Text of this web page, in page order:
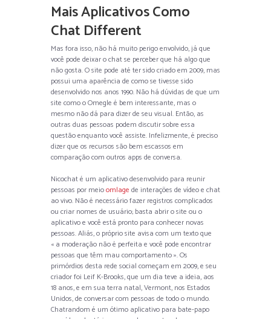
Mais Aplicativos Como
Chat Different
Mas fora isso, não há muito perigo envolvido, já que
você pode deixar o chat se perceber que há algo que
não gosta. O site pode até ter sido criado em 2009, mas
possui uma aparência de como se tivesse sido
desenvolvido nos anos 1990. Não há dúvidas de que um
site como o Omegle é bem interessante, mas o
mesmo não dá para dizer de seu visual. Então, as
outras duas pessoas podem discutir sobre essa
questão enquanto você assiste. Infelizmente, é preciso
dizer que os recursos são bem escassos em
comparação com outros apps de conversa.
Nicochat é um aplicativo desenvolvido para reunir
pessoas por meioomlage de interações de vídeo e chat
ao vivo. Não é necessário fazer registros complicados
ou criar nomes de usuário; basta abrir o site ou o
aplicativo e você está pronto para conhecer novas
pessoas. Aliás, o próprio site avisa com um texto que
« a moderação não é perfeita e você pode encontrar
pessoas que têm mau comportamento ». Os
primórdios desta rede social começam em 2009, e seu
criador foi Leif K-Brooks, que um dia teve a ideia, aos
18 anos, e em sua terra natal, Vermont, nos Estados
Unidos, de conversar com pessoas de todo o mundo.
Chatrandom é um ótimo aplicativo para bate-papo